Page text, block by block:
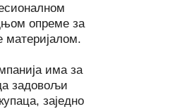
опреме за
материјалом.
има за
задовољи
заједно